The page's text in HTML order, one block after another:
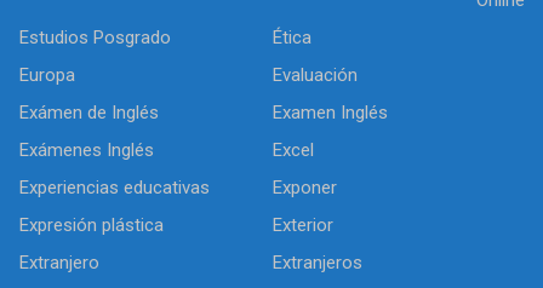
Estudios Posgrado
Ética
Europa
Evaluación
Exámen de Inglés
Examen Inglés
Exámenes Inglés
Excel
Experiencias educativas
Exponer
Expresión plástica
Exterior
Extranjero
Extranjeros